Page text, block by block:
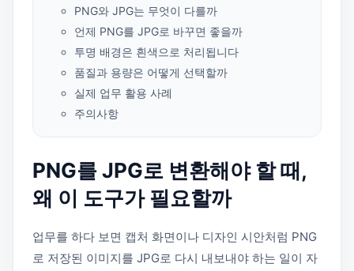
PNG와 JPG는 무엇이 다를까
언제 PNG를 JPG로 바꾸면 좋을까
투명 배경은 흰색으로 처리됩니다
품질과 용량은 어떻게 선택할까
실제 업무 활용 사례
주의사항
PNG를 JPG로 변환해야 할 때,
왜 이 도구가 필요할까
업무를 하다 보면 캡처 화면이나 디자인 시안처럼 PNG
로 저장된 이미지를 JPG로 다시 내보내야 하는 일이 자